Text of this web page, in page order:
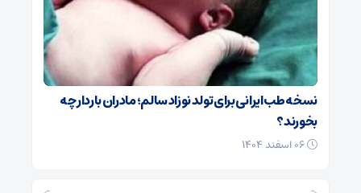
نسخه طب ایرانی برای تولد نوزاد سالم؛ مادران باردار چه
بخورند؟